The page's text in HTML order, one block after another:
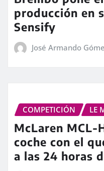
producción en
Sensify
José Armando
COMPETICIÓN LE
McLaren MCL-
coche con el
a las 24 horas